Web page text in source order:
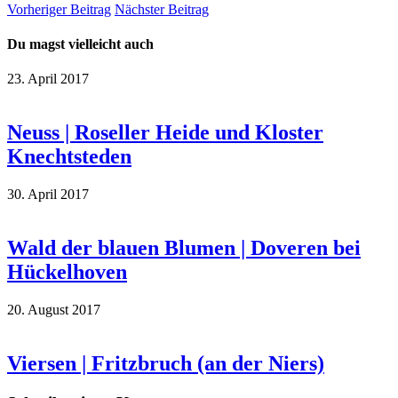
Vorheriger Beitrag Nächster Beitrag
Du magst vielleicht auch
23. April 2017
Neuss | Roseller Heide und Kloster
Knechtsteden
30. April 2017
Wald der blauen Blumen | Doveren bei
Hückelhoven
20. August 2017
Viersen | Fritzbruch (an der Niers)